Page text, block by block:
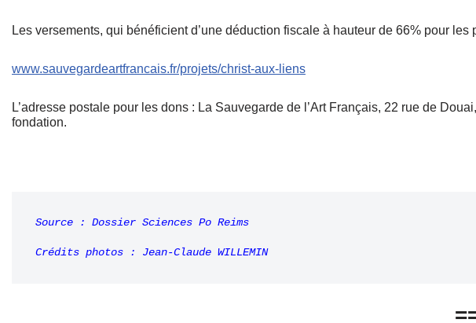
Les versements, qui bénéficient d’une déduction fiscale à hauteur de 66% pour
www.sauvegardeartfrancais.fr/projets/christ-aux-liens
L’adresse postale pour les dons : La Sauvegarde de l’Art Français, 22 rue de
fondation.
Source : Dossier Sciences Po Reims
Crédits photos : Jean-Claude WILLEMIN